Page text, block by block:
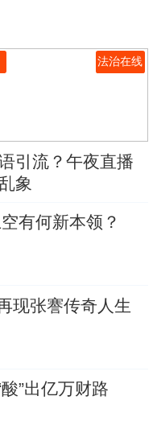
法治在线
引流？午夜直播
象
有何新本领？
现张謇传奇人生
”出亿万财路